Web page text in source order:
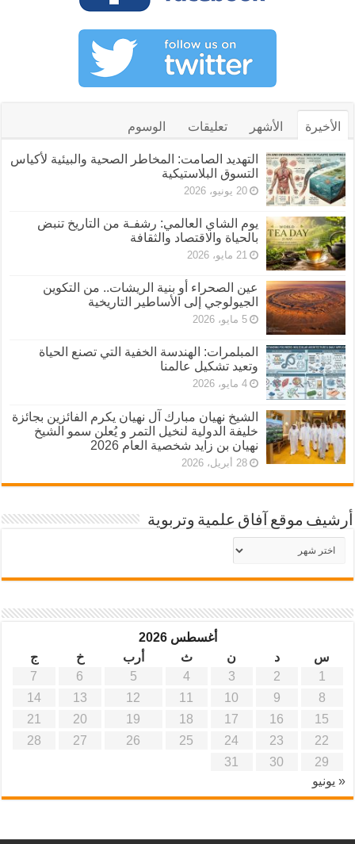
الأخيرة الأشهر تعليقات الوسوم
التهديد الصامت: المخاطر الصحية والبيئية لأكياس
التسوق البلاستيكية
20 يونيو، 2026
يوم الشاي العالمي: رشفـة من التاريخ تنبض
بالحياة والاقتصاد والثقافة
21 مايو، 2026
عين الصحراء أو بنية الريشات.. من التكوين
الجيولوجي إلى الأساطير التاريخية
5 مايو، 2026
المبلمرات: الهندسة الخفية التي تصنع الحياة
وتعيد تشكيل عالمنا
4 مايو، 2026
الشيخ نهيان مبارك آل نهيان يكرم الفائزين بجائزة
خليفة الدولية لنخيل التمر و يُعلن سمو الشيخ
نهيان بن زايد شخصية العام 2026
28 أبريل، 2026
أرشيف موقع آفاق علمية وتربوية
أرشيف
موقع
أغسطس 2026
س
د ن ث أرب خ
ج
1
2
3
4
5
6
7
8
9
10
11
12
13
14
15
16
17
18
19
20
21
22
23
24
25
26
27
28
29
30
31
« يونيو